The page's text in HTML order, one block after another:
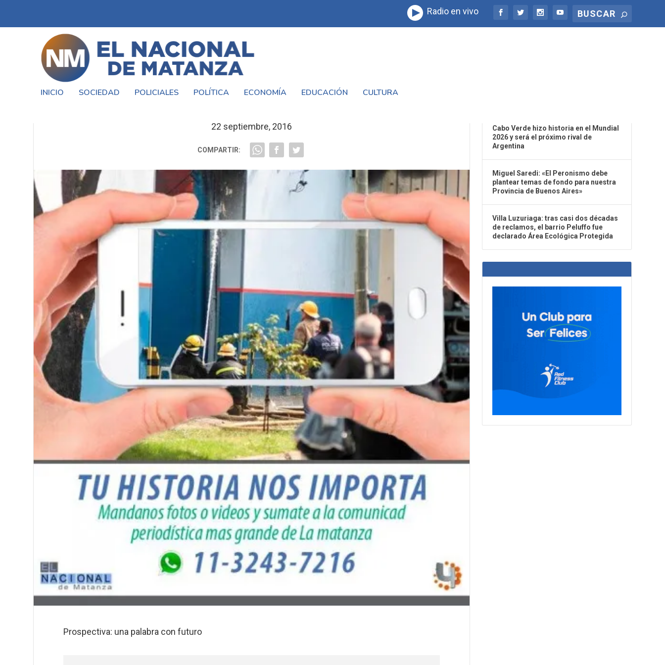
Radio en vivo
INICIO SOCIEDAD POLICIALES POLÍTICA ECONOMÍA EDUCACIÓN CULTURA
22 septiembre, 2016
COMPARTIR:
Prospectiva: una palabra con futuro
Cabo Verde hizo historia en el Mundial
2026 y será el próximo rival de
Argentina
Miguel Saredi: «El Peronismo debe
plantear temas de fondo para nuestra
Provincia de Buenos Aires»
Villa Luzuriaga: tras casi dos décadas
de reclamos, el barrio Peluffo fue
declarado Área Ecológica Protegida